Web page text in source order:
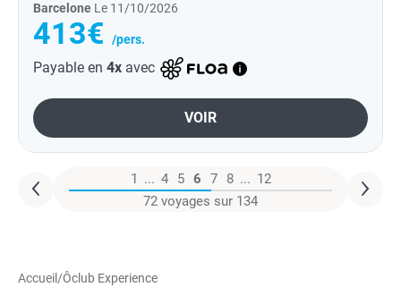
Barcelone Le 11/10/2026
413€ /pers.
Payable en 4x avec
VOIR
1 ... 4 5 6 7 8 ... 12
72 voyages sur 134
Accueil/Ôclub Experience